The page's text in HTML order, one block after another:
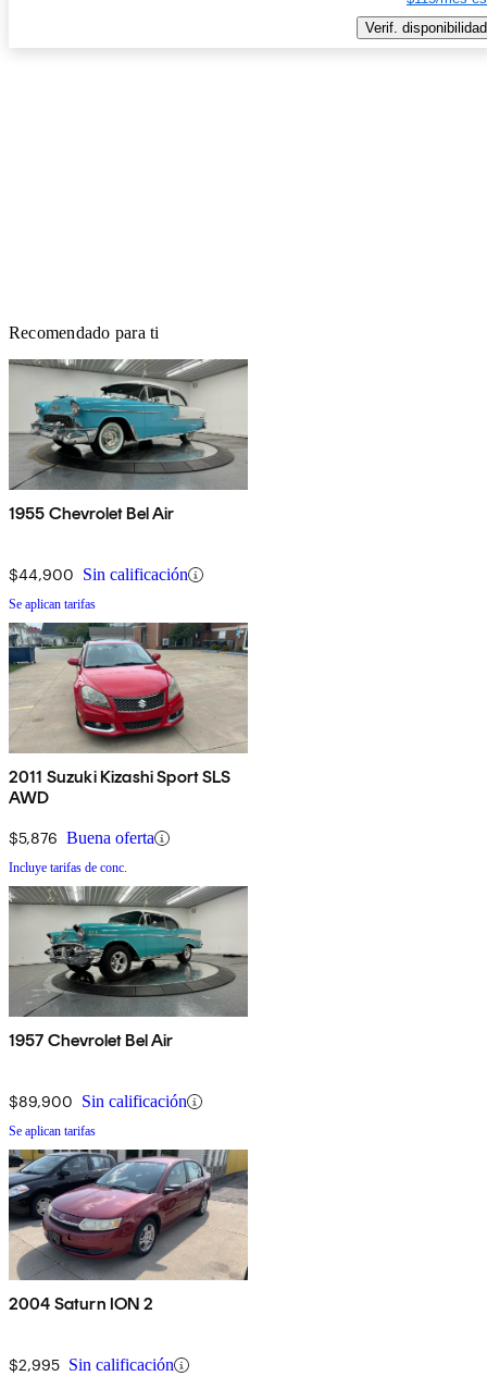
Verif. disponibilidad
Recomendado para ti
1955 Chevrolet Bel Air
$44,900 Sin calificación
Se aplican tarifas
2011 Suzuki Kizashi Sport SLS
AWD
$5,876 Buena oferta
Incluye tarifas de conc.
1957 Chevrolet Bel Air
$89,900 Sin calificación
Se aplican tarifas
2004 Saturn ION 2
$2,995 Sin calificación